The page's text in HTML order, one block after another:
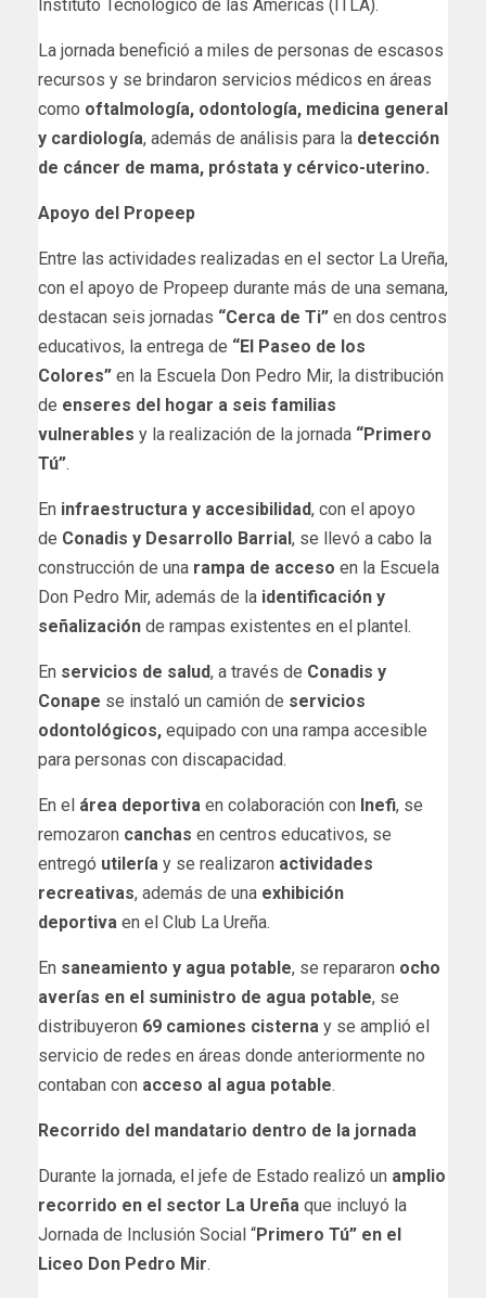
Instituto Tecnológico de las Américas (ITLA).
La jornada benefició a miles de personas de escasos
recursos y se brindaron servicios médicos en áreas
como oftalmología, odontología, medicina general
y cardiología, además de análisis para la detección
de cáncer de mama, próstata y cérvico-uterino.
Apoyo del Propeep
Entre las actividades realizadas en el sector La Ureña,
con el apoyo de Propeep durante más de una semana,
destacan seis jornadas “Cerca de Ti” en dos centros
educativos, la entrega de “El Paseo de los
Colores” en la Escuela Don Pedro Mir, la distribución
de enseres del hogar a seis familias
vulnerables y la realización de la jornada “Primero
Tú”.
En infraestructura y accesibilidad, con el apoyo
de Conadis y Desarrollo Barrial , se llevó a cabo la
construcción de una rampa de acceso en la Escuela
Don Pedro Mir, además de la identificación y
señalización de rampas existentes en el plantel.
En servicios de salud, a través de Conadis y
Conape se instaló un camión de servicios
odontológicos, equipado con una rampa accesible
para personas con discapacidad.
En el área deportiva en colaboración con Inefi, se
remozaron canchas en centros educativos, se
entregó utilería y se realizaron actividades
recreativas, además de una exhibición
deportiva en el Club La Ureña.
En saneamiento y agua potable, se repararon ocho
averías en el suministro de agua potable, se
distribuyeron 69 camiones cisterna y se amplió el
servicio de redes en áreas donde anteriormente no
contaban con acceso al agua potable.
Recorrido del mandatario dentro de la jornada
Durante la jornada, el jefe de Estado realizó un amplio
recorrido en el sector La Ureña que incluyó la
Jornada de Inclusión Social “Primero Tú” en el
Liceo Don Pedro Mir.